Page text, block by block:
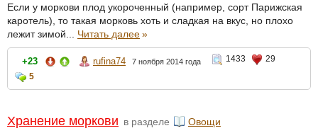
Если у моркови плод укороченный (например, сорт Парижская
каротель), то такая морковь хоть и сладкая на вкус, но плохо
лежит зимой... Читать далее»
+23 rufina74 7 ноября 2014 года 1433
29
5
Хранение моркови в разделе Овощи